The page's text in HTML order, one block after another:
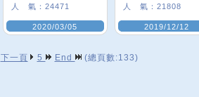
人 氣： 24471
2020/03/05
人 氣： 21808
2019/12/12
下一頁 5 End (總頁數:133)